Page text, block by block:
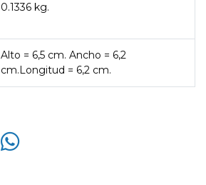
0.1336 kg.
Alto = 6,5 cm. Ancho = 6,2
cm.Longitud = 6,2 cm.